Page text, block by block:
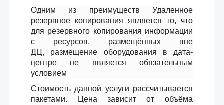
Одним из преимуществ Удаленное
резервное копирования является то, что
для резервного копирования информации
с ресурсов, размещённых вне
ДЦ, размещение оборудования в дата-
центре не является обязательным
условием
Стоимость данной услуги рассчитывается
пакетами. Цена зависит от объёма